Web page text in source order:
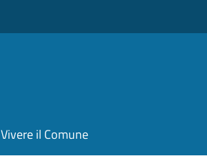
Vivere il Comune